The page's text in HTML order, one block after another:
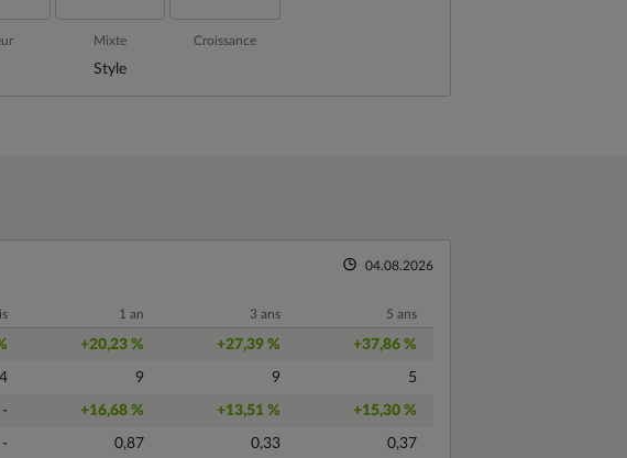
Mixte Croissance
Style
04.08.2026
1 an 3 ans 5 ans
+20,23 % +27,39 % +37,86 %
9 9 5
- +16,68 % +13,51 % +15,30 %
- 0,87 0,33 0,37